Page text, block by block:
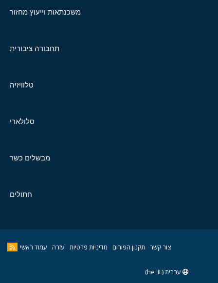
משכנתאות וייעוץ מחזור
תחבורה ציבורית
טלוויזיה
סלולארי
מבשלים כשר
חתולים
צור קשר תקנון הפורום מדיניות פרטיות עזרה עמוד ראשי
עברית (he_IL)